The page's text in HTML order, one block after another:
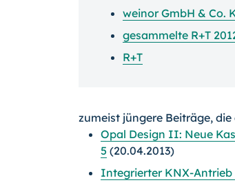
weinor GmbH & Co.
gesammelte R+T
R+T
zumeist jüngere Beiträge,
Opal Design II: Neue
5 (20.04.2013)
Integrierter KNX-